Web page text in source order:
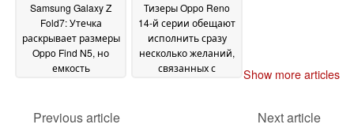
Samsung Galaxy Z
Fold7: Утечка
раскрывает размеры
Oppo Find N5, но
емкость
поклонников
Тизеры Oppo Reno
14-й серии обещают
исполнить сразу
несколько желаний,
связанных с
Show more articles
Previous article
Next article